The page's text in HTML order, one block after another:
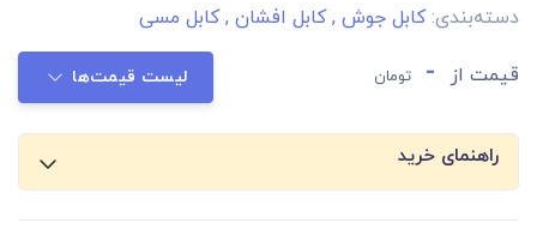
دسته‌بندی:کابل جوش ,کابل افشان ,کابل مسی
قیمت از - تومان لیست قیمت‌ها
راهنمای خرید